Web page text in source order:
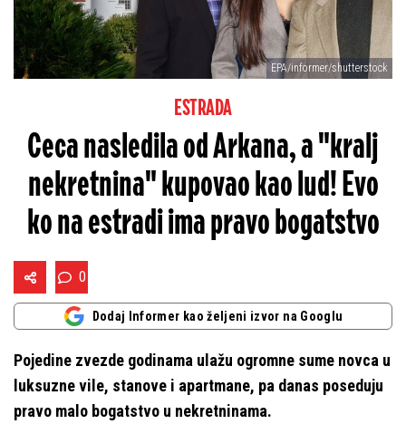
EPA/informer/shutterstock
ESTRADA
Ceca nasledila od Arkana, a "kralj
nekretnina" kupovao kao lud! Evo
ko na estradi ima pravo bogatstvo
0
Dodaj Informer kao željeni izvor na Googlu
Pojedine zvezde godinama ulažu ogromne sume novca u
luksuzne vile, stanove i apartmane, pa danas poseduju
pravo malo bogatstvo u nekretninama.